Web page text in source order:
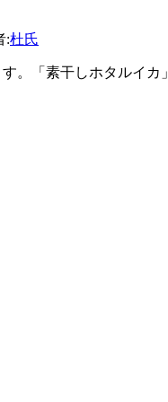
:杜氏
。「素干しホタルイカ